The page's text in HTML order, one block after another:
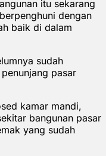
itu sekarang
dengan
baik di dalam
sudah
pasar
kamar mandi,
bangunan pasar
yang sudah